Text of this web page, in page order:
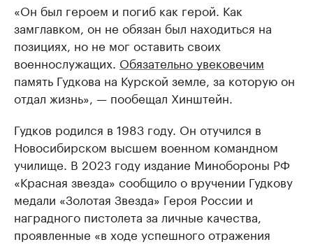
«Он был героем и погиб как герой. Как
замглавком, он не обязан был находиться на
позициях, но не мог оставить своих
военнослужащих. Обязательно увековечим
память Гудкова на Курской земле, за которую он
отдал жизнь», — пообещал Хинштейн.
Гудков родился в 1983 году. Он отучился в
Новосибирском высшем военном командном
училище. В 2023 году издание Минобороны РФ
«Красная звезда» сообщило о вручении Гудкову
медали «Золотая Звезда» Героя России и
наградного пистолета за личные качества,
проявленные «в ходе успешного отражения